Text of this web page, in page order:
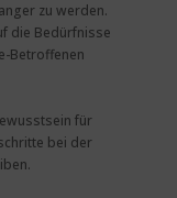
zu werden.
die Bedürfnisse
Betroffenen
für
bei der